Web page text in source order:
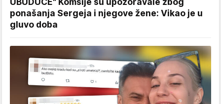
ponašanja Sergeja i njegove žene: Vikao je u
gluvo doba